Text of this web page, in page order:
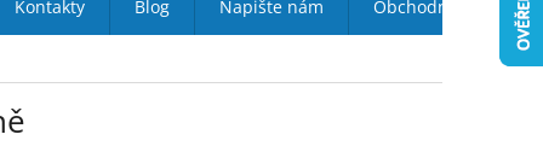
Kontakty Blog Napište nám Obchodní podmínky